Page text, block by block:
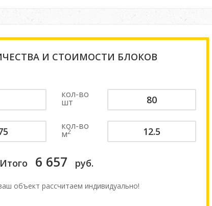
И СТОИМОСТИ БЛОКОВ
кол-во
шт
кол-во
м2
Итого 6 657 руб.
объект расcчитаем индивидуально!